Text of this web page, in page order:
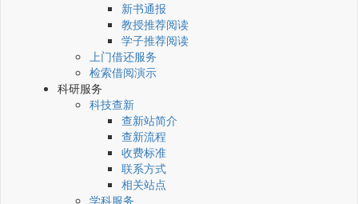
新书通报
教授推荐阅读
学子推荐阅读
上门借还服务
检索借阅演示
科研服务
科技查新
查新站简介
查新流程
收费标准
联系方式
相关站点
学科服务